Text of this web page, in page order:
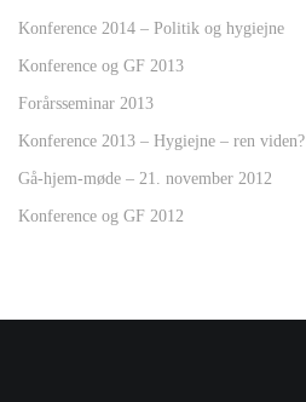
Konference 2014 – Politik og hygiejne
Konference og GF 2013
Forårsseminar 2013
Konference 2013 – Hygiejne – ren viden?
Gå-hjem-møde – 21. november 2012
Konference og GF 2012